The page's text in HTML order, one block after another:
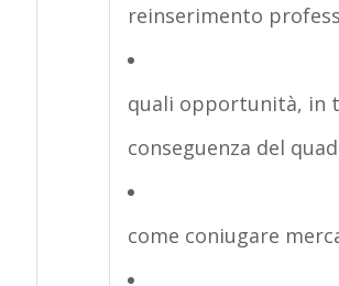
reinserimento
quali opportunità, in
conseguenza del
come coniugare